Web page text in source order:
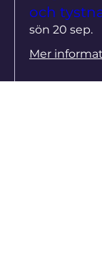
och
sön 20 sep.
Mer